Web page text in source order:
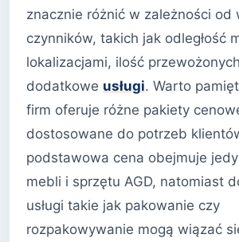
znacznie różnić w zależności od
czynników, takich jak odległość
lokalizacjami, ilość
dodatkowe usługi. Warto
firm oferuje różne pakiety
dostosowane do potrzeb
podstawowa cena obejmuje
mebli i sprzętu AGD, natomiast
usługi takie jak pakowanie czy
rozpakowywanie mogą wiązać